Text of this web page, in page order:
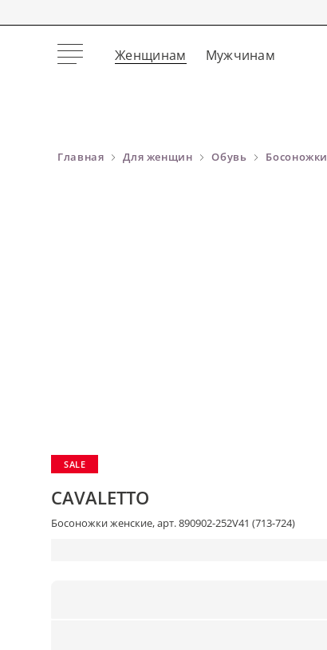
Женщинам Мужчинам
Главная Для женщин Обувь Босоножки
SALE
CAVALETTO
Босоножки женские, арт. 890902-252V41 (713-724)